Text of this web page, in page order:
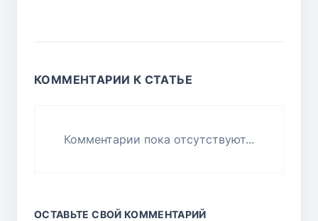
КОММЕНТАРИИ К СТАТЬЕ
Комментарии пока отсутствуют...
ОСТАВЬТЕ СВОЙ КОММЕНТАРИЙ